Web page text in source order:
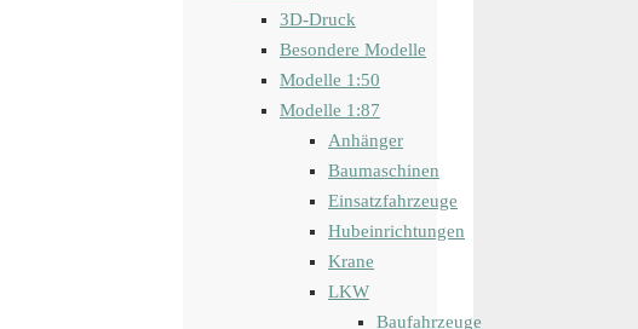
3D-Druck
Besondere Modelle
Modelle 1:50
Modelle 1:87
Anhänger
Baumaschinen
Einsatzfahrzeuge
Hubeinrichtungen
Krane
LKW
Baufahrzeuge